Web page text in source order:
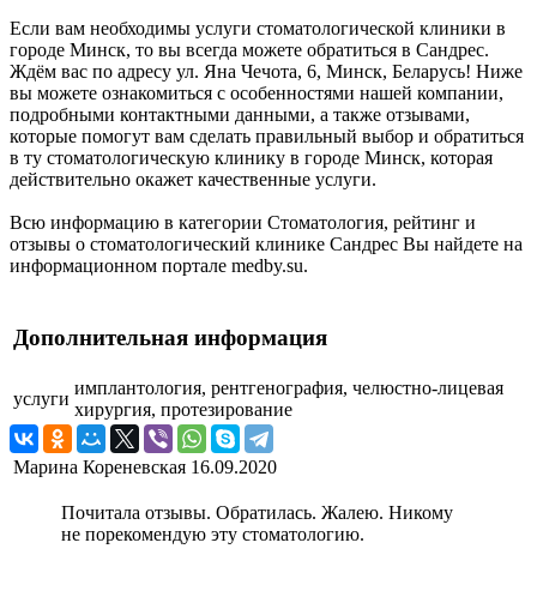
Если вам необходимы услуги стоматологической клиники в
городе Минск, то вы всегда можете обратиться в Сандрес.
Ждём вас по адресу ул. Яна Чечота, 6, Минск, Беларусь! Ниже
вы можете ознакомиться с особенностями нашей компании,
подробными контактными данными, а также отзывами,
которые помогут вам сделать правильный выбор и обратиться
в ту стоматологическую клинику в городе Минск, которая
действительно окажет качественные услуги.
Всю информацию в категории Стоматология, рейтинг и
отзывы о стоматологический клинике Сандрес Вы найдете на
информационном портале medby.su.
Дополнительная информация
услуги
имплантология, рентгенография, челюстно-лицевая
хирургия, протезирование
Марина Кореневская 16.09.2020
Почитала отзывы. Обратилась. Жалею. Никому
не порекомендую эту стоматологию.